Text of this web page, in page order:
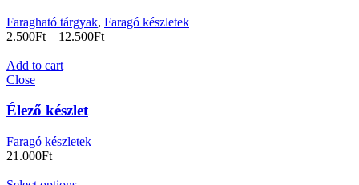
Faragható tárgyak, Faragó készletek
2.500Ft – 12.500Ft
Add to cart
Close
Élező készlet
Faragó készletek
21.000Ft